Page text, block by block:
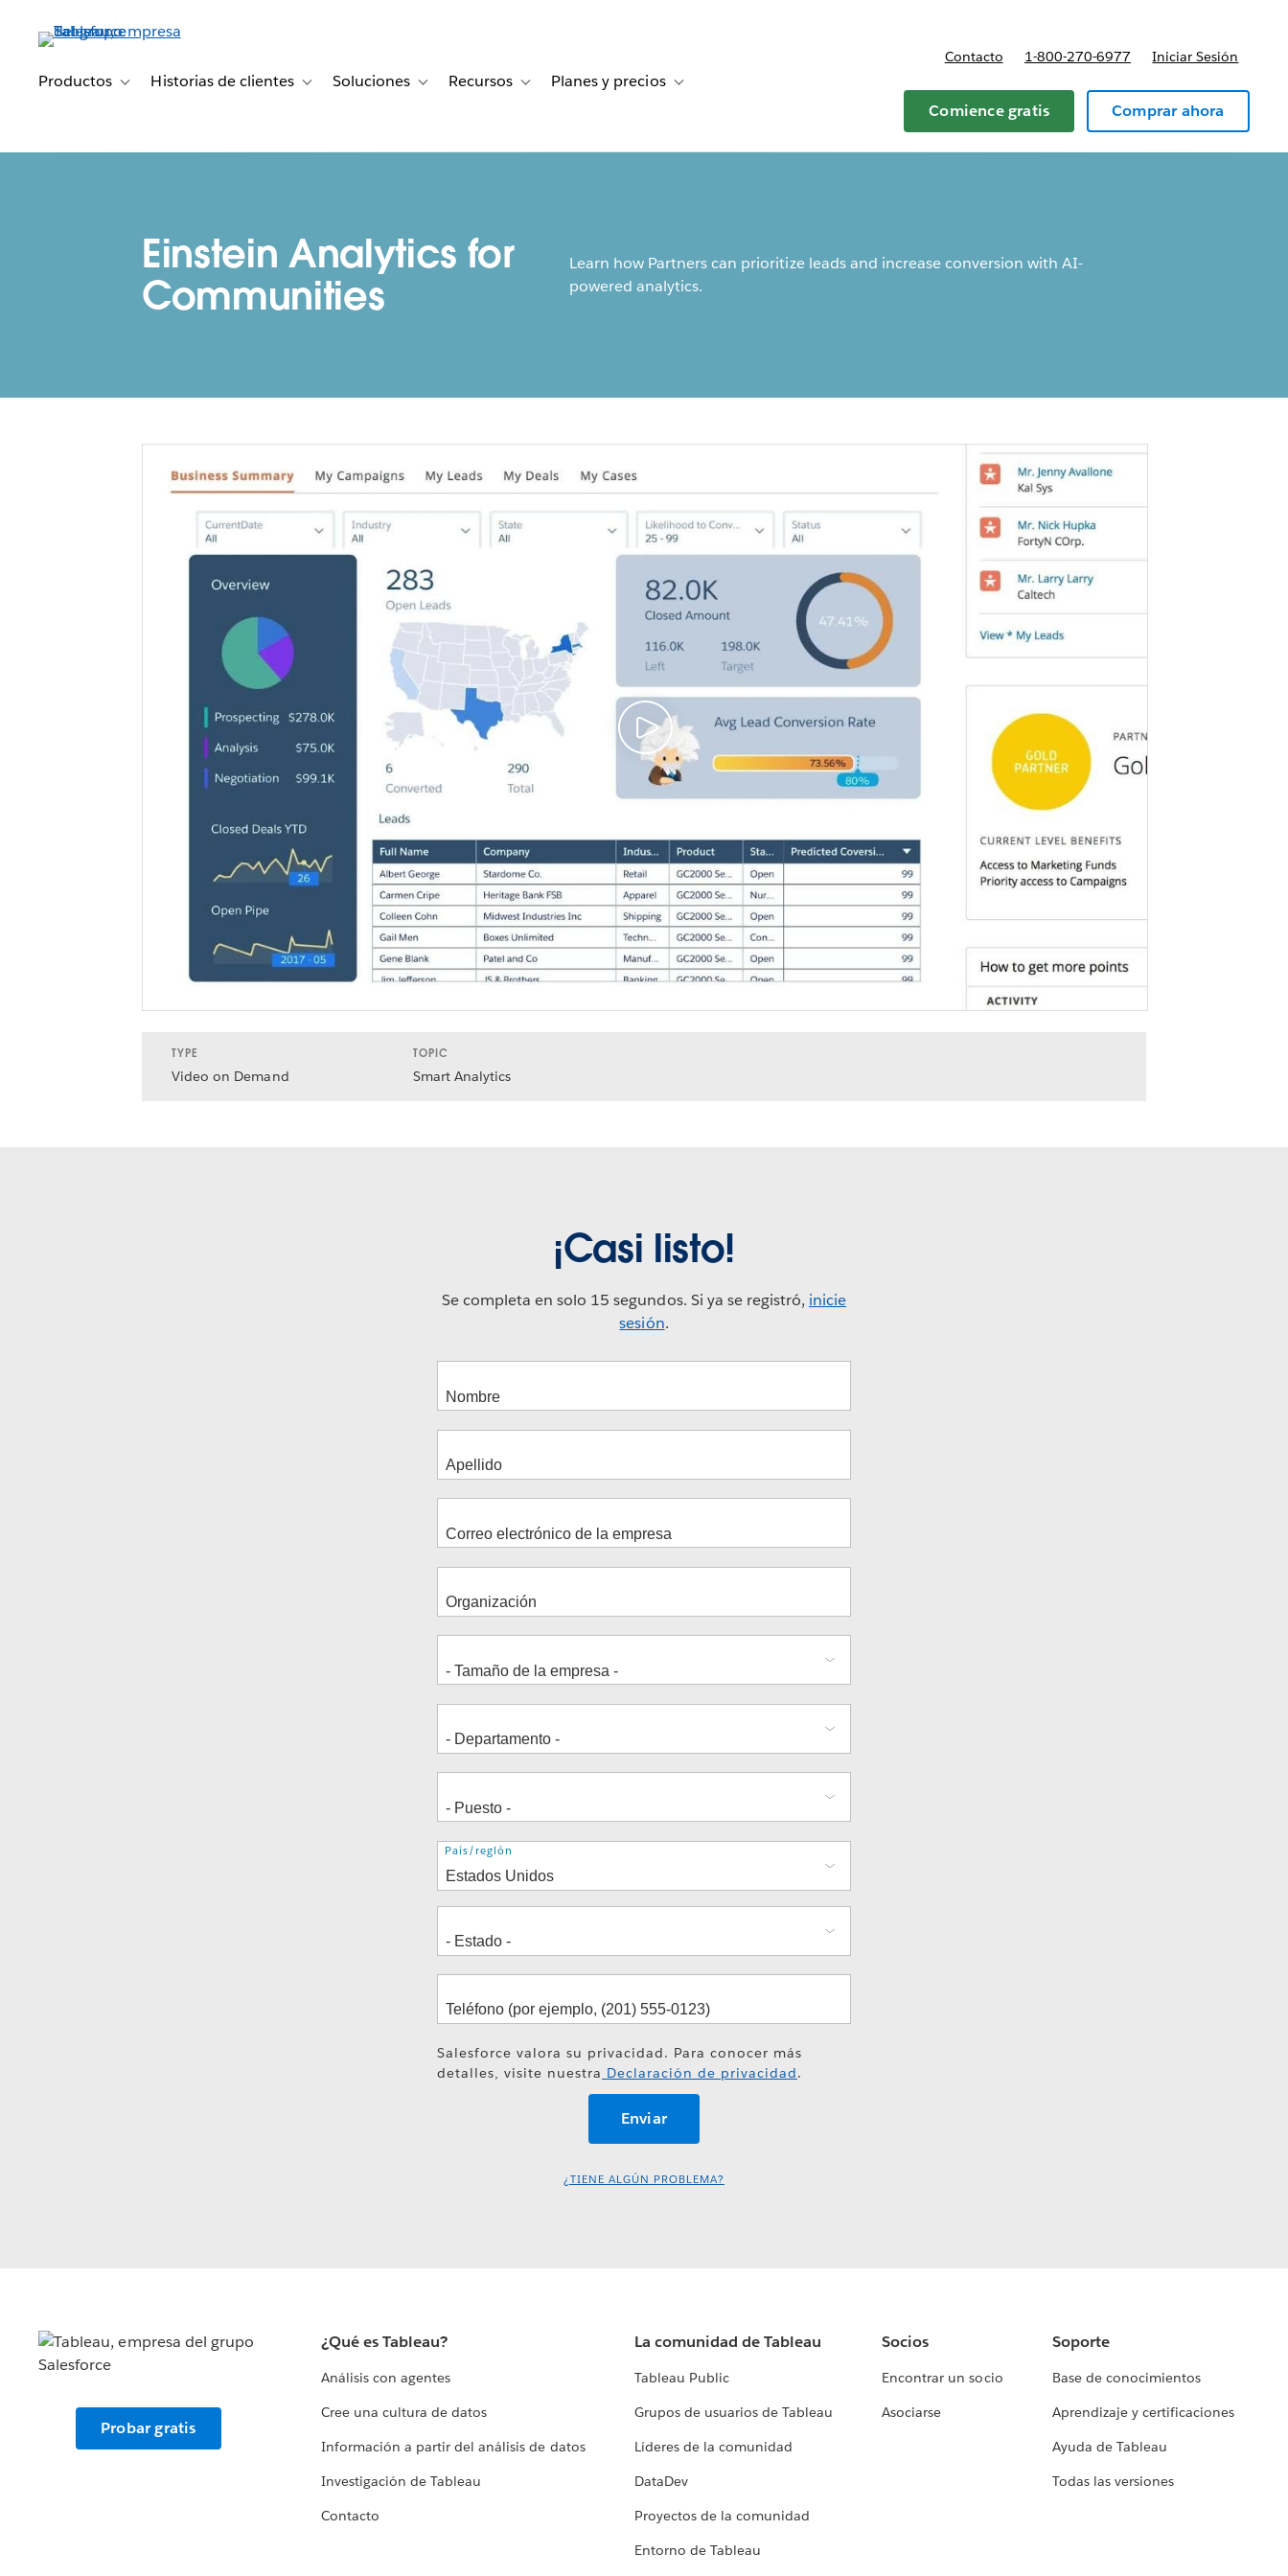
principalProductos Toggle sub-navigation for Productos
Historias de clientes Toggle sub-navigation for Historias de clientes
Soluciones Toggle sub-navigation for Soluciones
Recursos Toggle sub-navigation for Recursos
Planes y precios Toggle sub-navigation for Planes y precios
Contacto 1-800-270-6977 Iniciar Sesión
Comience gratis Comprar ahora
Einstein Analytics for
Communities
Learn how Partners can prioritize leads and increase conversion with AI-
powered analytics.
TYPE
Video on Demand
TOPIC
Smart Analytics
¡Casi listo!
Se completa en solo 15 segundos. Si ya se registró, inicie
sesión.
Dirección
País/región
Salesforce valora su privacidad. Para conocer más
detalles, visite nuestra Declaración de privacidad.
¿TIENE ALGÚN PROBLEMA?
Probar gratis
¿Qué es Tableau?
Análisis con agentes
Cree una cultura de datos
Información a partir del análisis de datos
Investigación de Tableau
Contacto
La comunidad de Tableau
Tableau Public
Grupos de usuarios de Tableau
Líderes de la comunidad
DataDev
Proyectos de la comunidad
Entorno de Tableau
Socios
Encontrar un socio
Asociarse
Soporte
Base de conocimientos
Aprendizaje y certificaciones
Ayuda de Tableau
Todas las versiones